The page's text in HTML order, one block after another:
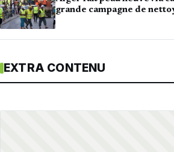
grande campagne de
EXTRA CONTENU